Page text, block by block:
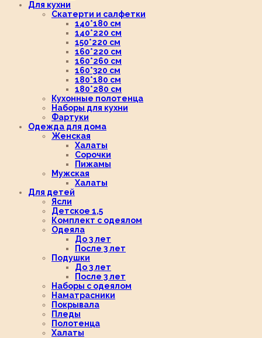
Для кухни
Скатерти и салфетки
140*180 см
140*220 см
150*220 см
160*220 см
160*260 см
160*320 см
180*180 см
180*280 см
Кухонные полотенца
Наборы для кухни
Фартуки
Одежда для дома
Женская
Халаты
Сорочки
Пижамы
Мужская
Халаты
Для детей
Ясли
Детское 1,5
Комплект с одеялом
Одеяла
До 3 лет
После 3 лет
Подушки
До 3 лет
После 3 лет
Наборы с одеялом
Наматрасники
Покрывала
Пледы
Полотенца
Халаты